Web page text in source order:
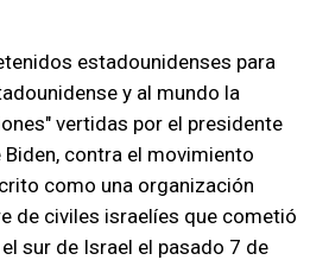
estadounidenses para
y al mundo la
vertidas por el presidente
contra el movimiento
como una organización
de civiles israelíes que cometió
sur de Israel el pasado 7 de